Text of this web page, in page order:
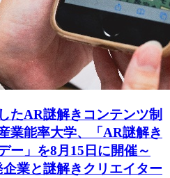
たAR謎解きコンテンツ制
業能率大学、「AR謎解き
ー」を8月15日に開催～
業と謎解きクリエイター